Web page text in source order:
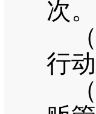
次。
行